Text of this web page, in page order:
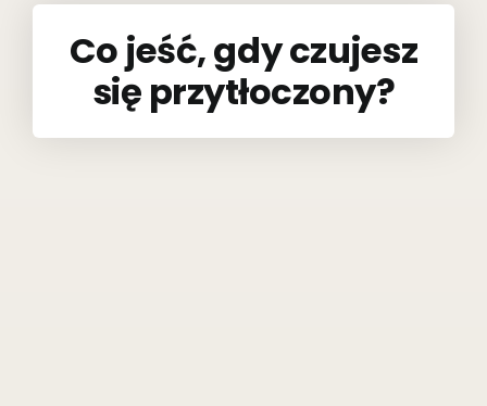
Co jeść, gdy czujesz
się przytłoczony?